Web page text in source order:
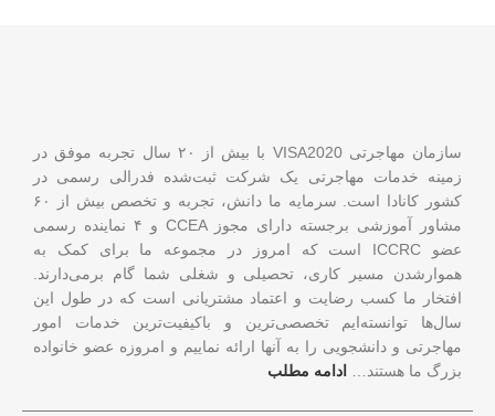
سازمان مهاجرتی VISA2020 با بیش از ۲۰ سال تجربه موفق در
زمینه خدمات مهاجرتی یک شرکت ثبت‌شده فدرالی رسمی در
کشور کانادا است. سرمایه ما دانش، تجربه و تخصص بیش از ۶۰
مشاور آموزشی برجسته دارای مجوز CCEA و ۴ نماینده رسمی
عضو ICCRC است که امروز در مجموعه ما برای کمک به
هموارشدن مسیر کاری، تحصیلی و شغلی شما گام برمی‌دارند.
افتخار ما کسب رضایت و اعتماد مشتریانی است که در طول این
سال‌ها توانسته‌ایم تخصصی‌ترین و باکیفیت‌ترین خدمات امور
مهاجرتی و دانشجویی را به آنها ارائه نماییم و امروزه عضو خانواده
بزرگ ما هستند… ادامه مطلب